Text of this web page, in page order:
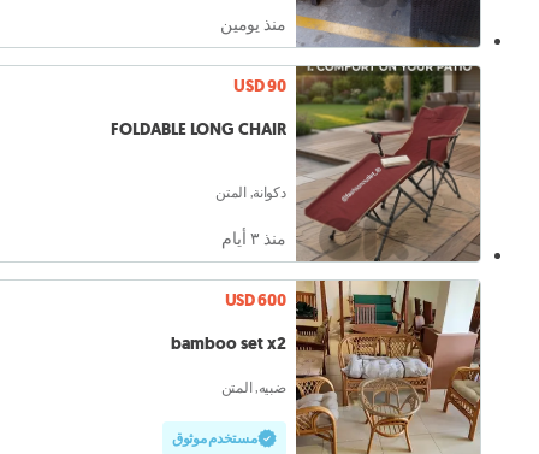
منذ يومين
USD 90
FOLDABLE LONG CHAIR
دكوانة, المتن
منذ ٣ أيام
USD 600
bamboo set x2
ضبيه, المتن
مستخدم موثوق